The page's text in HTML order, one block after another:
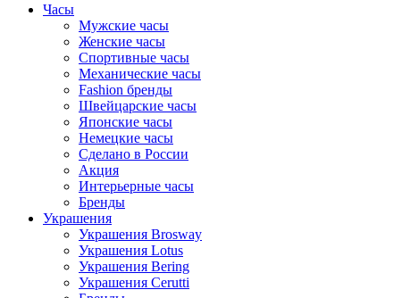
Часы
Мужские часы
Женские часы
Спортивные часы
Механические часы
Fashion бренды
Швейцарские часы
Японские часы
Немецкие часы
Сделано в России
Акция
Интерьерные часы
Бренды
Украшения
Украшения Brosway
Украшения Lotus
Украшения Bering
Украшения Cerutti